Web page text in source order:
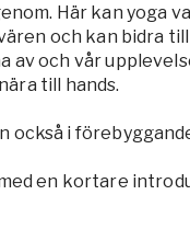
Här kan yoga
och kan bidra
av och vår
till hands.
också i
en kortare